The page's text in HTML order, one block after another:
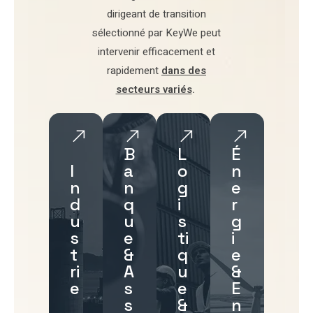
dirigeant de transition
sélectionné par KeyWe peut
intervenir efficacement et
rapidement dans des
secteurs variés.
I
n
d
u
s
t
ri
e
B
a
n
q
u
e
&
A
s
s
L
o
g
i
s
ti
q
u
e
&
É
n
e
r
g
i
e
&
E
n